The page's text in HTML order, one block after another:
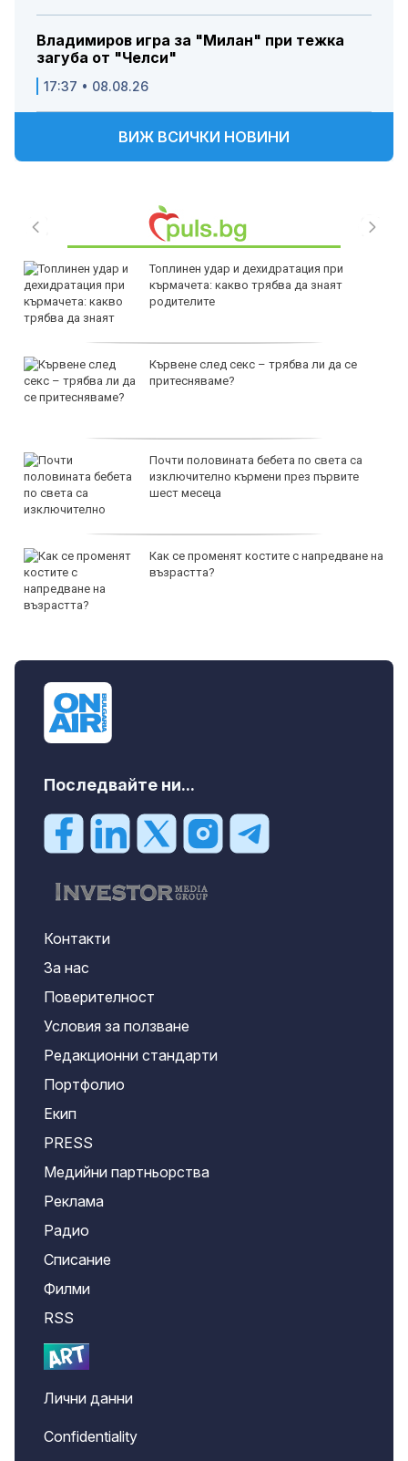
Владимиров игра за "Милан" при тежка
загуба от "Челси"
17:37 • 08.08.26
ВИЖ ВСИЧКИ НОВИНИ
Топлинен удар и дехидратация при
кърмачета: какво трябва да знаят
родителите
Кървене след секс – трябва ли да се
притесняваме?
Почти половината бебета по света са
изключително кърмени през първите
шест месеца
Как се променят костите с напредване на
възрастта?
Последвайте ни...
Контакти
За нас
Поверителност
Условия за ползване
Редакционни стандарти
Портфолио
Екип
PRESS
Медийни партньорства
Реклама
Радио
Списание
Филми
RSS
Лични данни
Confidentiality